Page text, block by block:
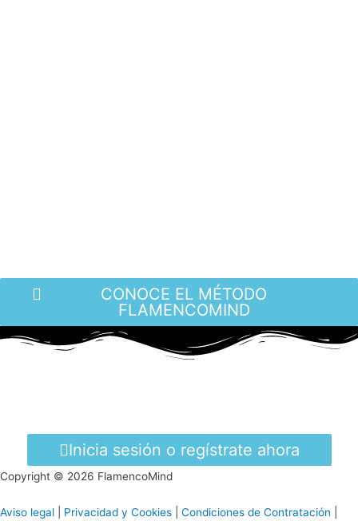
CONOCE EL MÉTODO
FLAMENCOMIND
Inicia sesión o regístrate ahora
Copyright © 2026 FlamencoMind
Aviso legal Privacidad y Cookies Condiciones de Contratación